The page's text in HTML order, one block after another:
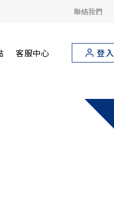
聯絡我們
客服中心 登入